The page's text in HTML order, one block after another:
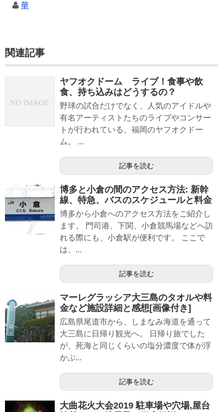
華
関連記事
ヤフオクドーム ライブ！食事や飲
食、持ち込みはどうするの？
野球の試合だけでなく、人気のアイドルや
有名アーティストたちのライブやコンサー
トが行われている、福岡のヤフオクドー
ム。 ...
記事を読む
博多と小倉の間のアクセス方法: 新幹
線、特急、バスのスケジュールと料金
博多から小倉へのアクセス方法をご紹介し
ます。 門司港、下関、小倉競馬場などへ訪
れる際にも、小倉駅が便利です。 ここで
は、...
記事を読む
マーレグラッシア大三島のタオルや料
金など施設詳細と感想[画像付き]
広島県尾道市から、しまなみ海道を通って
大三島に日帰り観光へ。 日帰り旅でした
が、死海と同じくらいの塩分濃度で体が浮
かぶ...
記事を読む
大曲花火大会2019 駐車場や穴場,屋台